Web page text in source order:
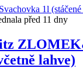
před 11 dny
lahve)